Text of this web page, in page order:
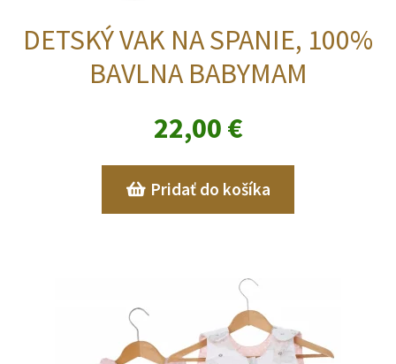
DETSKÝ VAK NA SPANIE, 100%
BAVLNA BABYMAM
22,00 €
Pridať do košíka